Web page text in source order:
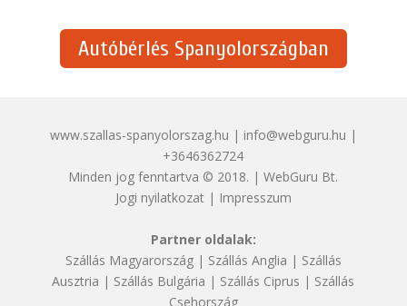
Autóbérlés Spanyolországban
www.szallas-spanyolorszag.hu | info@webguru.hu |
+3646362724
Minden jog fenntartva © 2018. | WebGuru Bt.
Jogi nyilatkozat| Impresszum
Partner oldalak:
Szállás Magyarország| Szállás Anglia | Szállás
Ausztria | Szállás Bulgária | Szállás Ciprus | Szállás
Csehország